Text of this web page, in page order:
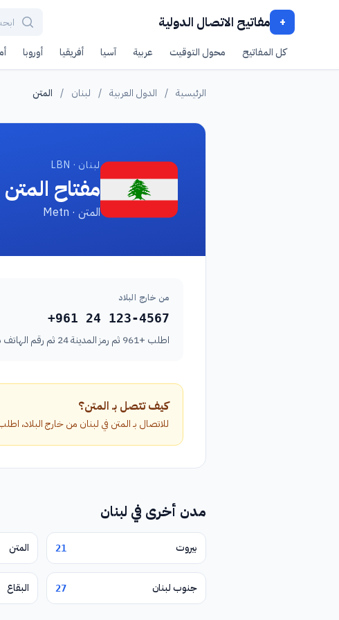
+ مفاتيح الاتصال الدولية
كل المفاتيح محول التوقيت عربية آسيا أفريقيا أوروبا
الرئيسية / الدول العربية / لبنان / المتن
لبنان · LBN
مفتاح المتن
المتن · Metn
من خارج البلاد
+961 24 123-4567
اطلب +961 ثم رمز المدينة 24 ثم رقم الهاتف بدون الصفر الأول.
كيف تتصل بـ المتن؟
للاتصال بـ المتن في لبنان من خارج البلاد، اطلب الرمز الدولي +961 متبوعاً برمز المدينة 24 ثم رقم
مدن أخرى في لبنان
بيروت 21 المتن
جنوب لبنان 27 البقاع